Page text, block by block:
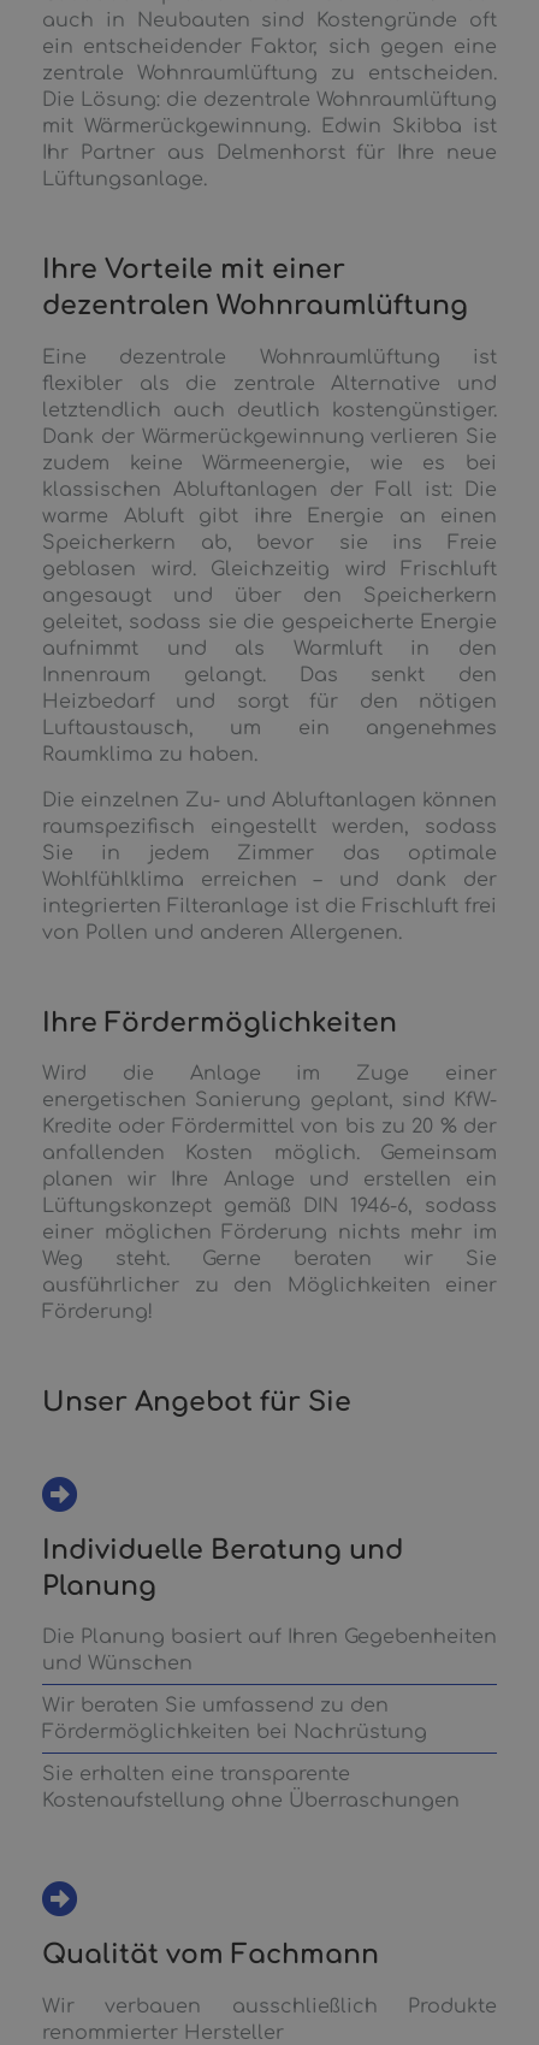
auch in Neubauten sind Kostengründe oft
ein entscheidender Faktor, sich gegen eine
zentrale Wohnraumlüftung zu entscheiden.
Die Lösung: die dezentrale Wohnraumlüftung
mit Wärmerückgewinnung. Edwin Skibba ist
Ihr Partner aus Delmenhorst für Ihre neue
Lüftungsanlage.
Ihre Vorteile mit einer
dezentralen Wohnraumlüftung
Eine dezentrale Wohnraumlüftung ist
flexibler als die zentrale Alternative und
letztendlich auch deutlich kostengünstiger.
Dank der Wärmerückgewinnung verlieren Sie
zudem keine Wärmeenergie, wie es bei
klassischen Abluftanlagen der Fall ist: Die
warme Abluft gibt ihre Energie an einen
Speicherkern ab, bevor sie ins Freie
geblasen wird. Gleichzeitig wird Frischluft
angesaugt und über den Speicherkern
geleitet, sodass sie die gespeicherte Energie
aufnimmt und als Warmluft in den
Innenraum gelangt. Das senkt den
Heizbedarf und sorgt für den nötigen
Luftaustausch, um ein angenehmes
Raumklima zu haben.
Die einzelnen Zu- und Abluftanlagen können
raumspezifisch eingestellt werden, sodass
Sie in jedem Zimmer das optimale
Wohlfühlklima erreichen – und dank der
integrierten Filteranlage ist die Frischluft frei
von Pollen und anderen Allergenen.
Ihre Fördermöglichkeiten
Wird die Anlage im Zuge einer
energetischen Sanierung geplant, sind KfW-
Kredite oder Fördermittel von bis zu 20 % der
anfallenden Kosten möglich. Gemeinsam
planen wir Ihre Anlage und erstellen ein
Lüftungskonzept gemäß DIN 1946-6, sodass
einer möglichen Förderung nichts mehr im
Weg steht. Gerne beraten wir Sie
ausführlicher zu den Möglichkeiten einer
Förderung!
Unser Angebot für Sie
Individuelle Beratung und
Planung
Die Planung basiert auf Ihren Gegebenheiten
und Wünschen
Wir beraten Sie umfassend zu den
Fördermöglichkeiten bei Nachrüstung
Sie erhalten eine transparente
Kostenaufstellung ohne Überraschungen
Qualität vom Fachmann
Wir verbauen ausschließlich Produkte
renommierter Hersteller